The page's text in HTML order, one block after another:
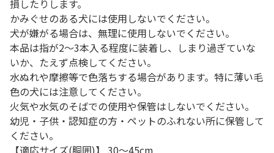
損したりします。
かみぐせのある犬には使用しないでください。
犬が嫌がる場合は、無理に使用しないでください。
本品は指が2～3本入る程度に装着し、しまり過ぎていな
いか、たえず点検してください。
水ぬれや摩擦等で色落ちする場合があります。特に薄い毛
色の犬には注意してください。
火気や水気のそばでの使用や保管はしないでください。
幼児・子供・認知症の方・ペットのふれない所に保管して
ください。
【適応サイズ(胴囲)】 30～45cm